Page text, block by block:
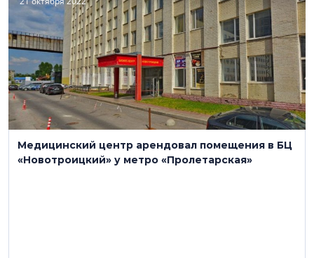
Медицинский центр арендовал помещения в БЦ
«Новотроицкий» у метро «Пролетарская»